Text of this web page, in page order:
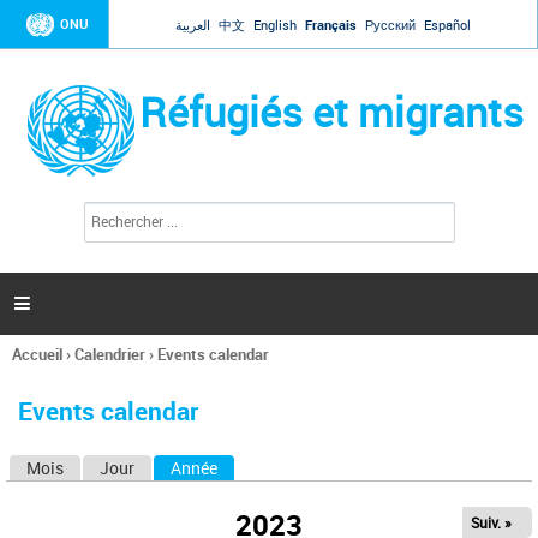
Jump to navigation
ONU العربية 中文 English Français Русский Español
Réfugiés et migrants
l
c
h
e

Vous
ici
Accueil›Calendrier› Events calendar
Events calendar
Mois Jour Année
2023 Suiv. »